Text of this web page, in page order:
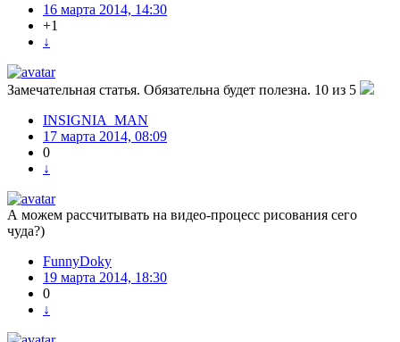
16 марта 2014, 14:30
+1
↓
Замечательная статья. Обязательна будет полезна. 10 из 5
INSIGNIA_MAN
17 марта 2014, 08:09
0
↓
А можем рассчитывать на видео-процесс рисования сего
чуда?)
FunnyDoky
19 марта 2014, 18:30
0
↓